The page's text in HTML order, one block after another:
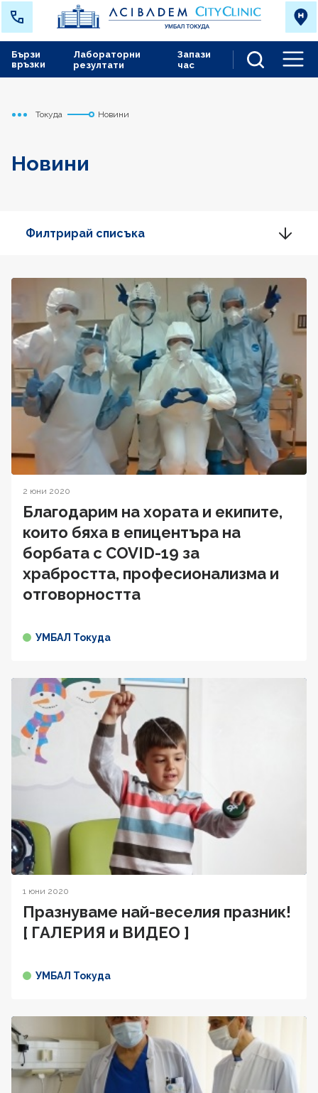
Лабораторни
резултати
Запази
час
Бързи
връзки
Начало
Токуда Новини
Новини
Филтрирай списъка
2 юни 2020
Благодарим на хората и екипите,
които бяха в епицентъра на
борбата с COVID-19 за
храбростта, професионализма и
отговорността
УМБАЛ Токуда
1 юни 2020
Празнуваме най-веселия празник!
[ ГАЛЕРИЯ и ВИДЕО ]
УМБАЛ Токуда